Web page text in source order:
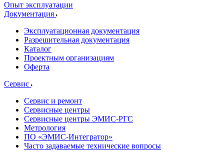
Опыт эксплуатации
Документация
Эксплуатационная документация
Разрешительная документация
Каталог
Проектным организациям
Оферта
Сервис
Сервис и ремонт
Сервисные центры
Сервисные центры ЭМИС-РГС
Метрология
ПО «ЭМИС-Интегратор»
Часто задаваемые технические вопросы